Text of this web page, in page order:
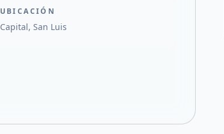
UBICACIÓN
Capital, San Luis